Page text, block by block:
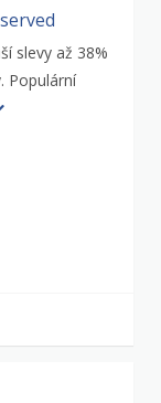
slevy až 38%
Populární